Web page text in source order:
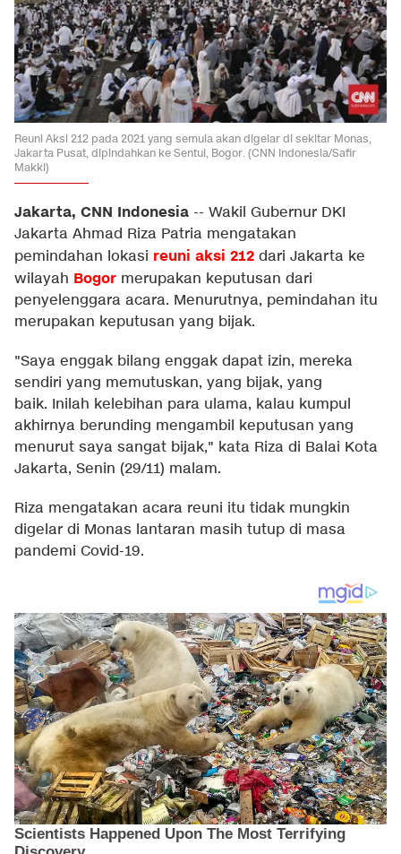
Reuni Aksi 212 pada 2021 yang semula akan digelar di sekitar Monas,
Jakarta Pusat, dipindahkan ke Sentul, Bogor. (CNN Indonesia/Safir
Makki)
Jakarta, CNN Indonesia -- Wakil Gubernur DKI
Jakarta Ahmad Riza Patria mengatakan
pemindahan lokasi reuni aksi 212 dari Jakarta ke
wilayah Bogor merupakan keputusan dari
penyelenggara acara. Menurutnya, pemindahan itu
merupakan keputusan yang bijak.
"Saya enggak bilang enggak dapat izin, mereka
sendiri yang memutuskan, yang bijak, yang
baik. Inilah kelebihan para ulama, kalau kumpul
akhirnya berunding mengambil keputusan yang
menurut saya sangat bijak," kata Riza di Balai Kota
Jakarta, Senin (29/11) malam.
Riza mengatakan acara reuni itu tidak mungkin
digelar di Monas lantaran masih tutup di masa
pandemi Covid-19.